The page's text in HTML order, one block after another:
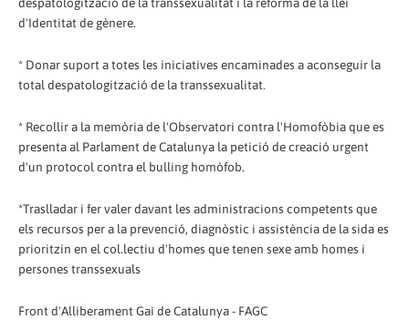
despatologització de la transsexualitat i la reforma de la llei
d'Identitat de gènere.
* Donar suport a totes les iniciatives encaminades a aconseguir la
total despatologització de la transsexualitat.
* Recollir a la memòria de l'Observatori contra l'Homofòbia que es
presenta al Parlament de Catalunya la petició de creació urgent
d'un protocol contra el bulling homòfob.
*Traslladar i fer valer davant les administracions competents que
els recursos per a la prevenció, diagnòstic i assistència de la sida es
prioritzin en el col.lectiu d'homes que tenen sexe amb homes i
persones transsexuals
Front d'Alliberament Gai de Catalunya - FAGC